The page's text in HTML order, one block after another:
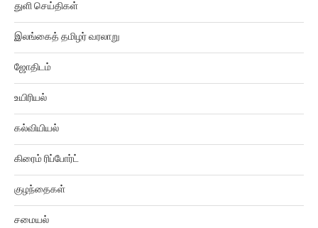
துளி செய்திகள்
இலங்கைத் தமிழர் வரலாறு
ஜோதிடம்
உயிரியல்
கல்வியியல்
கிரைம் ரிப்போர்ட்
குழந்தைகள்
சமையல்